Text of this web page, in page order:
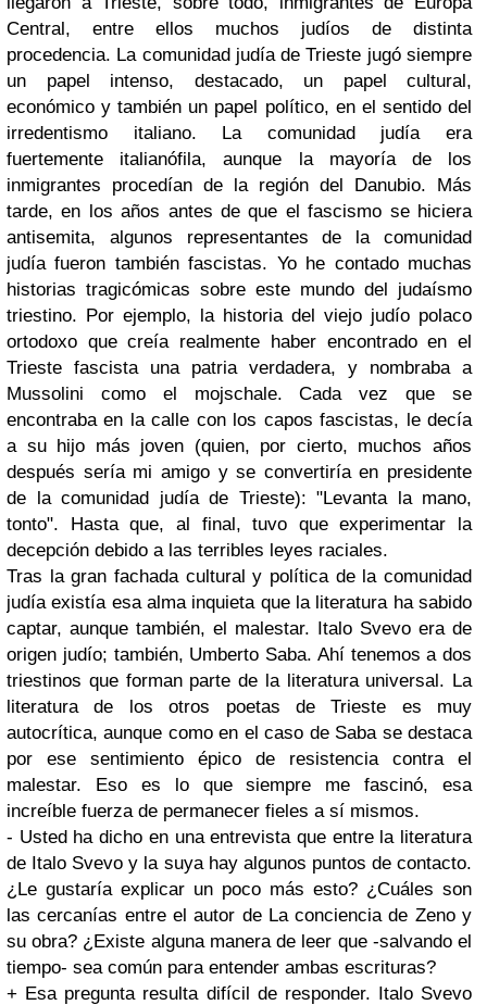
Central, entre ellos muchos judíos de distinta
procedencia. La comunidad judía de Trieste jugó siempre
un papel intenso, destacado, un papel cultural,
económico y también un papel político, en el sentido del
irredentismo italiano. La comunidad judía era
fuertemente italianófila, aunque la mayoría de los
inmigrantes procedían de la región del Danubio. Más
tarde, en los años antes de que el fascismo se hiciera
antisemita, algunos representantes de la comunidad
judía fueron también fascistas. Yo he contado muchas
historias tragicómicas sobre este mundo del judaísmo
triestino. Por ejemplo, la historia del viejo judío polaco
ortodoxo que creía realmente haber encontrado en el
Trieste fascista una patria verdadera, y nombraba a
Mussolini como el mojschale. Cada vez que se
encontraba en la calle con los capos fascistas, le decía
a su hijo más joven (quien, por cierto, muchos años
después sería mi amigo y se convertiría en presidente
de la comunidad judía de Trieste): "Levanta la mano,
tonto". Hasta que, al final, tuvo que experimentar la
decepción debido a las terribles leyes raciales.
Tras la gran fachada cultural y política de la comunidad
judía existía esa alma inquieta que la literatura ha sabido
captar, aunque también, el malestar. Italo Svevo era de
origen judío; también, Umberto Saba. Ahí tenemos a dos
triestinos que forman parte de la literatura universal. La
literatura de los otros poetas de Trieste es muy
autocrítica, aunque como en el caso de Saba se destaca
por ese sentimiento épico de resistencia contra el
malestar. Eso es lo que siempre me fascinó, esa
increíble fuerza de permanecer fieles a sí mismos.
- Usted ha dicho en una entrevista que entre la literatura
de Italo Svevo y la suya hay algunos puntos de contacto.
¿Le gustaría explicar un poco más esto? ¿Cuáles son
las cercanías entre el autor de La conciencia de Zeno y
su obra? ¿Existe alguna manera de leer que -salvando el
tiempo- sea común para entender ambas escrituras?
+ Esa pregunta resulta difícil de responder. Italo Svevo